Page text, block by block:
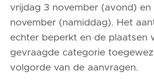
vrijdag 3 november (avond) en
november (namiddag). Het
echter beperkt en de plaatsen
gevraagde categorie
volgorde van de aanvragen.